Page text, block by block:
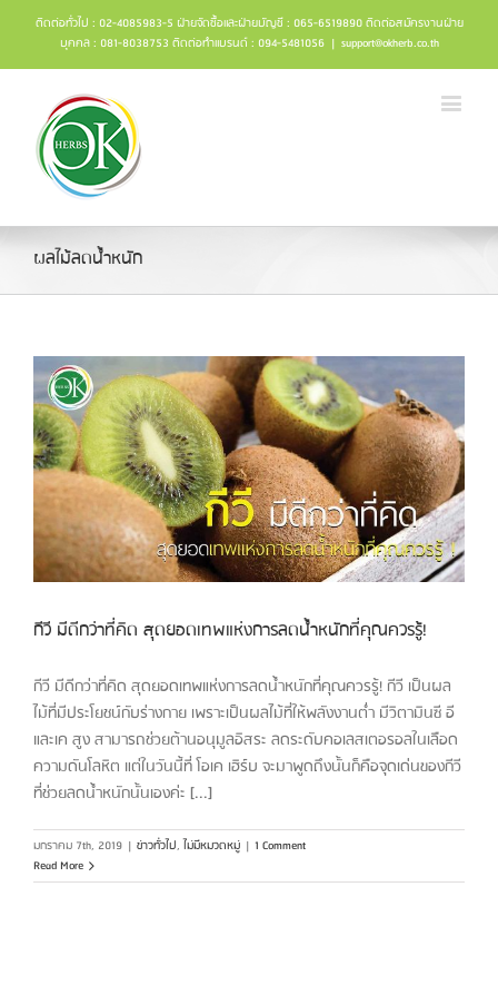
ติดต่อทั่วไป : 02-4085983-5 ฝ่ายจัดซื้อและฝ่ายบัญชี : 065-6519890 ติดต่อสมัครงานฝ่าย
บุคคล : 081-8038753 ติดต่อทำแบรนด์ : 094-5481056 | support@okherb.co.th
ผลไม้ลดน้ําหนัก
กีวี มีดีกว่าที่คิด สุดยอดเทพแห่งการลดน้ำหนักที่คุณควรรู้!
กีวี มีดีกว่าที่คิด สุดยอดเทพแห่งการลดน้ำหนักที่คุณควรรู้! กีวี เป็นผล
ไม้ที่มีประโยชน์กับร่างกาย เพราะเป็นผลไม้ที่ให้พลังงานต่ำ มีวิตามินซี อี
และเค สูง สามารถช่วยต้านอนุมูลอิสระ ลดระดับคอเลสเตอรอลในเลือด
ความดันโลหิต แต่ในวันนี้ที่ โอเค เฮิร์บ จะมาพูดถึงนั้นก็คือจุดเด่นของกีวี
ที่ช่วยลดน้ำหนักนั้นเองค่ะ [...]
มกราคม 7th, 2019 | ข่าวทั่วไป,ไม่มีหมวดหมู่ | 1 Comment
Read More